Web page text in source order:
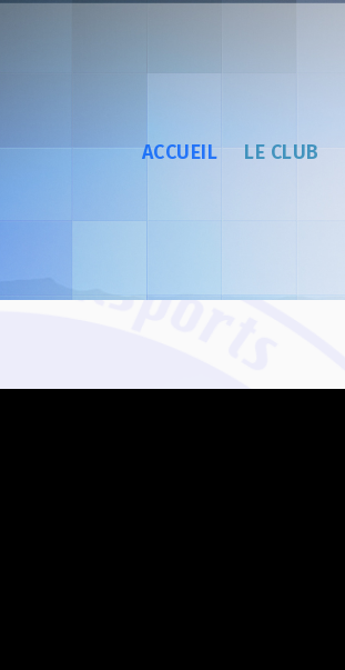
ACCUEIL LE CLUB